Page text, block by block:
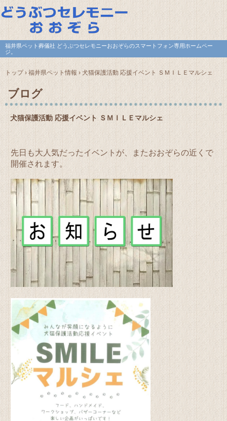
福井県ペット葬儀社 どうぶつセレモニーおおぞらのスマートフォン専用ホームペー
ジ。
トップ› 福井県ペット情報 › 犬猫保護活動 応援イベント ＳＭＩＬＥマルシェ
ブログ
犬猫保護活動 応援イベント ＳＭＩＬＥマルシェ
先日も大人気だったイベントが、またおおぞらの近くで
開催されます。